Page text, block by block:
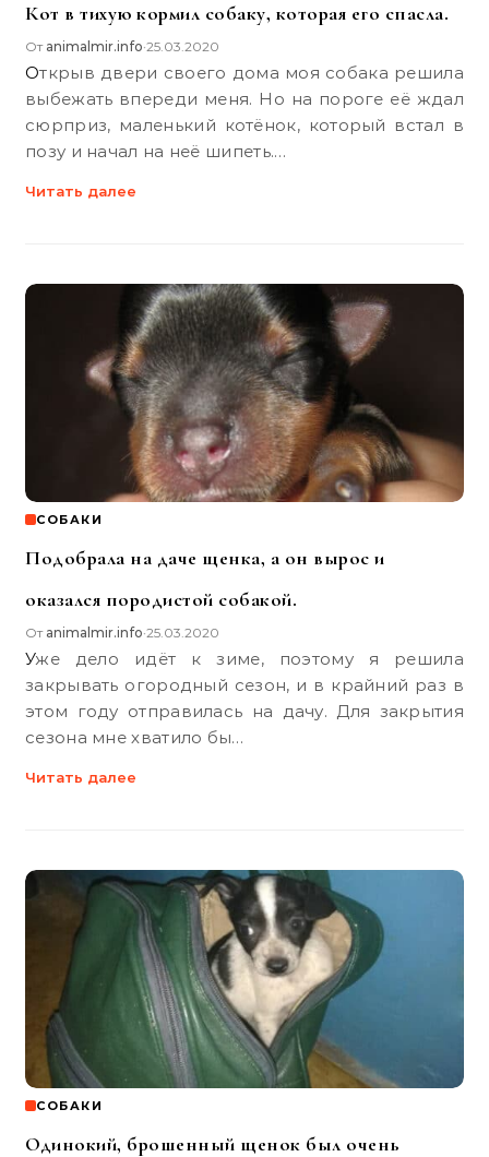
Кот в тихую кормил собаку, которая его спасла.
От animalmir.info•25.03.2020
Открыв двери своего дома моя собака решила
выбежать впереди меня. Но на пороге её ждал
сюрприз, маленький котёнок, который встал в
позу и начал на неё шипеть.…
Читать далее
СОБАКИ
Подобрала на даче щенка, а он вырос и
оказался породистой собакой.
От animalmir.info•25.03.2020
Уже дело идёт к зиме, поэтому я решила
закрывать огородный сезон, и в крайний раз в
этом году отправилась на дачу. Для закрытия
сезона мне хватило бы…
Читать далее
СОБАКИ
Одинокий, брошенный щенок был очень